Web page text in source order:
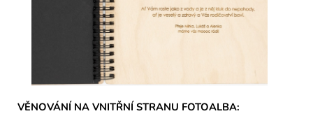
VĚNOVÁNÍ NA VNITŘNÍ STRANU FOTOALBA: